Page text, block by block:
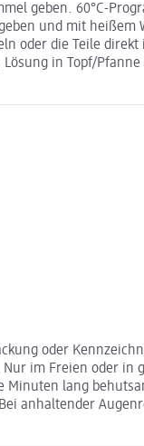
geben. 60°C-
und mit
oder die Teile
in Topf/
oder
im Freien oder in
Minuten lang
anhaltender